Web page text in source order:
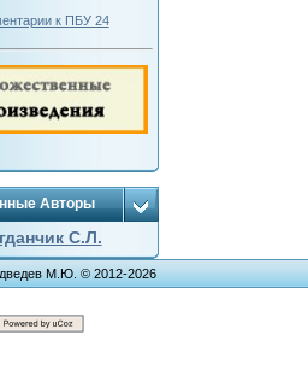
к ПБУ 24
Авторы
С.Л.
М.Ю. © 2012-2026